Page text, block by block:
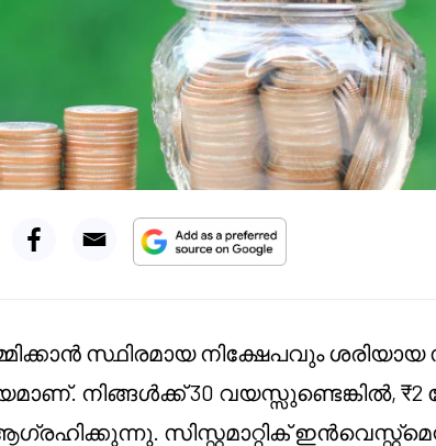
സ്ഥിരമായ നിക്ഷേപവും ശരിയായ
നിങ്ങൾക്ക് 30 വയസ്സുണ്ടെങ്കിൽ, ₹2
സിസ്റ്റമാറ്റിക്